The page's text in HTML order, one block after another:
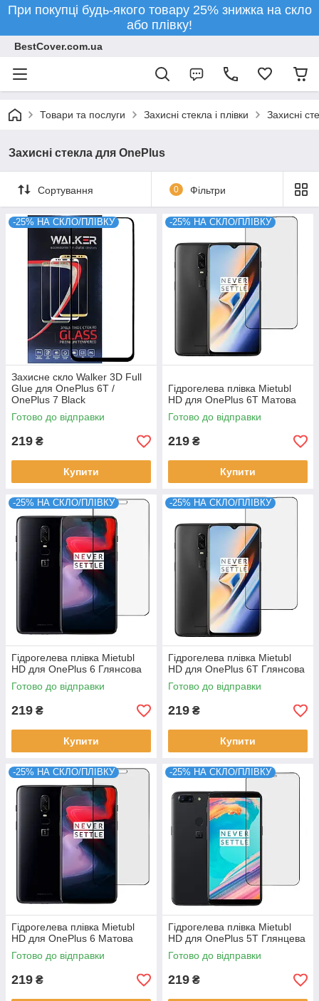
При покупці будь-якого товару 25% знижка на скло
або плівку!
BestCover.com.ua
Товари та послуги Захисні стекла і плівки Захисні
Захисні стекла для OnePlus
Сортування 0 Фільтри
-25% НА СКЛО/ПЛІВКУ
Захисне скло Walker 3D Full
Glue для OnePlus 6T /
OnePlus 7 Black
Готово до відправки
219 ₴
Купити
-25% НА СКЛО/ПЛІВКУ
Гідрогелева плівка Mietubl
HD для OnePlus 6T Матова
Готово до відправки
219 ₴
Купити
-25% НА СКЛО/ПЛІВКУ
Гідрогелева плівка Mietubl
HD для OnePlus 6 Глянсова
Готово до відправки
219 ₴
Купити
-25% НА СКЛО/ПЛІВКУ
Гідрогелева плівка Mietubl
HD для OnePlus 6T Глянсова
Готово до відправки
219 ₴
Купити
-25% НА СКЛО/ПЛІВКУ
Гідрогелева плівка Mietubl
HD для OnePlus 6 Матова
Готово до відправки
219 ₴
-25% НА СКЛО/ПЛІВКУ
Гідрогелева плівка Mietubl
HD для OnePlus 5T Глянцева
Готово до відправки
219 ₴